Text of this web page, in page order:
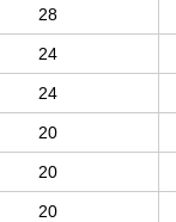
28
24
24
20
20
20